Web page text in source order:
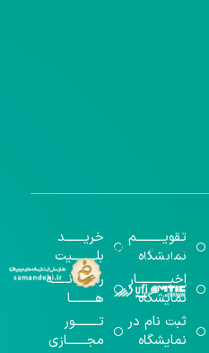
تقویــــــــــم
نمایشگاه
اخبــــــــــــار
نمایشگاه
ثبت نام در
نمایشگاه
خریـــــــد
بلـــــــــیت
رســـــانــــــه
هـــــــــا
تـــــــــور
مجـــــــازی
گواهینامه‌های
اخذ شده